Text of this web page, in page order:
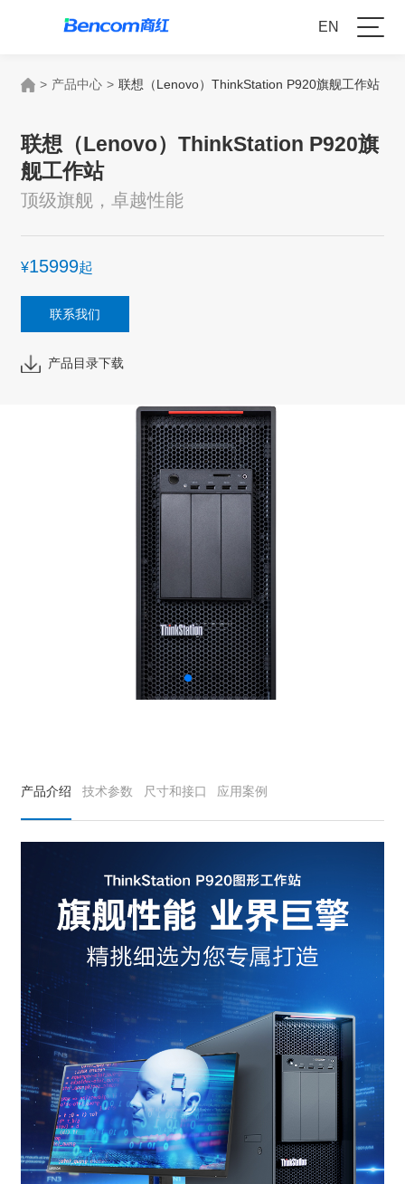
EN
> 产品中心 > 联想（Lenovo）ThinkStation P920旗舰工作站
联想（Lenovo）ThinkStation P920旗
舰工作站
顶级旗舰，卓越性能
¥15999起
联系我们
产品目录下载
产品介绍 技术参数 尺寸和接口 应用案例